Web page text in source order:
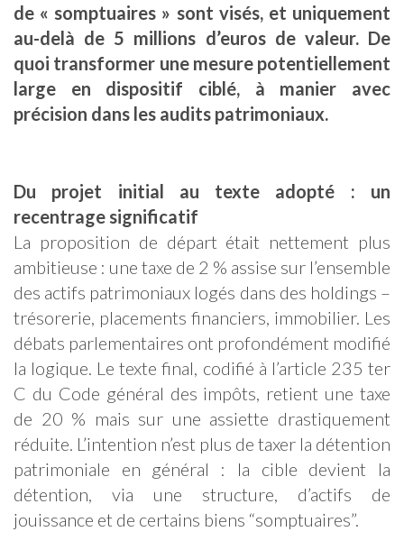
de « somptuaires » sont visés, et uniquement
au-delà de 5 millions d’euros de valeur. De
quoi transformer une mesure potentiellement
large en dispositif ciblé, à manier avec
précision dans les audits patrimoniaux.
Du projet initial au texte adopté : un
recentrage significatif
La proposition de départ était nettement plus
ambitieuse : une taxe de 2 % assise sur l’ensemble
des actifs patrimoniaux logés dans des holdings –
trésorerie, placements financiers, immobilier. Les
débats parlementaires ont profondément modifié
la logique. Le texte final, codifié à l’article 235 ter
C du Code général des impôts, retient une taxe
de 20 % mais sur une assiette drastiquement
réduite. L’intention n’est plus de taxer la détention
patrimoniale en général : la cible devient la
détention, via une structure, d’actifs de
jouissance et de certains biens “somptuaires”.